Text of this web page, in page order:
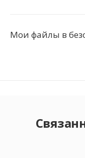
Мои файлы в